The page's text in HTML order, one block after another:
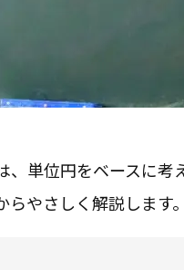
単位円をベースに考
やさしく解説します。